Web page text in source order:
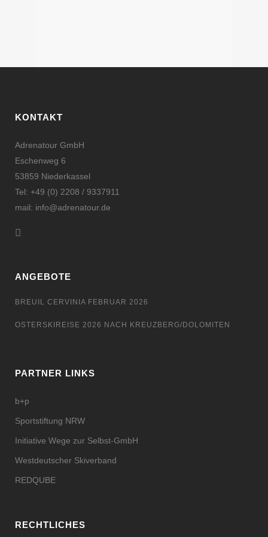
KONTAKT
Adrenatour GmbH
Eschenweg 6
53859 Niederkassel
Tel: +49 (0) 2208 / 9337911
mail: info@adrenatour.de
ANGEBOTE
BREUIL CERVINIA FEBRUAR 2026
OSTERSKIREISE 2026 NACH KREUZBERG/DOLOMITEN
PARTNER LINKS
b+p
Sportstiftung NRW
Initiative Wege zur Selbst-GmbH
Westdeutscher Skiverband
REDQUBE
RECHTLICHES